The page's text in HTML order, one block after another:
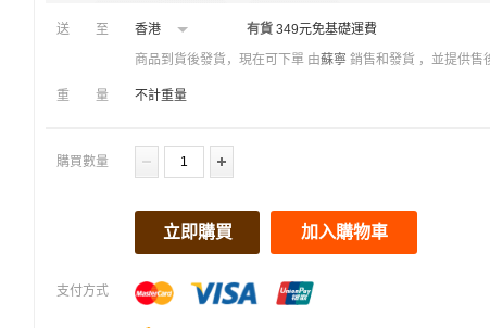
送至 香港 有貨 349元免基礎運費
商品到貨後發貨，現在可下單 由蘇寧 銷售和發貨 ，並提供售
重量 不計重量
購買數量
立即購買 加入購物車
支付方式